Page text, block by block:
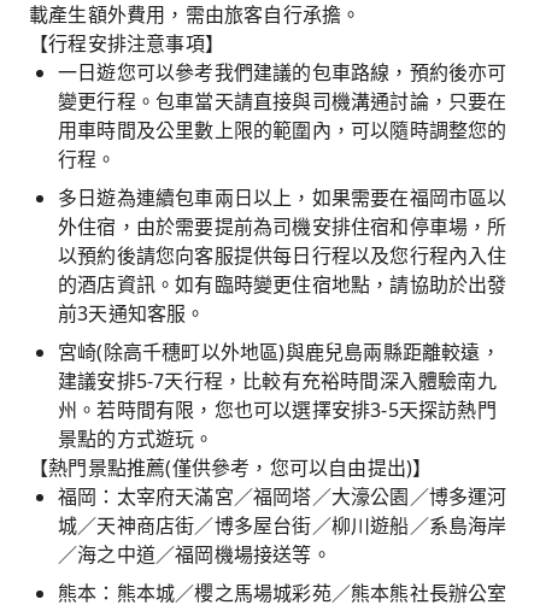
載產生額外費用，需由旅客自行承擔。
【行程安排注意事項】
一日遊您可以參考我們建議的包車路線，預約後亦可
變更行程。包車當天請直接與司機溝通討論，只要在
用車時間及公里數上限的範圍內，可以隨時調整您的
行程。
多日遊為連續包車兩日以上，如果需要在福岡市區以
外住宿，由於需要提前為司機安排住宿和停車場，所
以預約後請您向客服提供每日行程以及您行程內入住
的酒店資訊。如有臨時變更住宿地點，請協助於出發
前3天通知客服。
宮崎(除高千穗町以外地區)與鹿兒島兩縣距離較遠，
建議安排5-7天行程，比較有充裕時間深入體驗南九
州。若時間有限，您也可以選擇安排3-5天探訪熱門
景點的方式遊玩。
【熱門景點推薦(僅供參考，您可以自由提出)】
福岡：太宰府天滿宮／福岡塔／大濠公園／博多運河
城／天神商店街／博多屋台街／柳川遊船／系島海岸
／海之中道／福岡機場接送等。
熊本：熊本城／櫻之馬場城彩苑／熊本熊社長辦公室